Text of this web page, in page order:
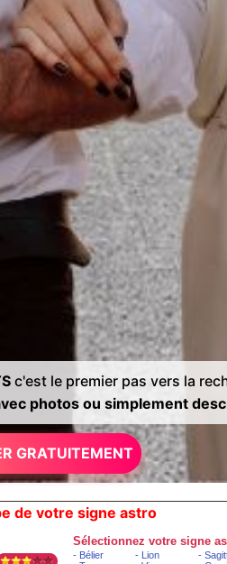
c'est le premier pas vers la
photos ou simplement
GRATUITEMENT
de votre signe astro